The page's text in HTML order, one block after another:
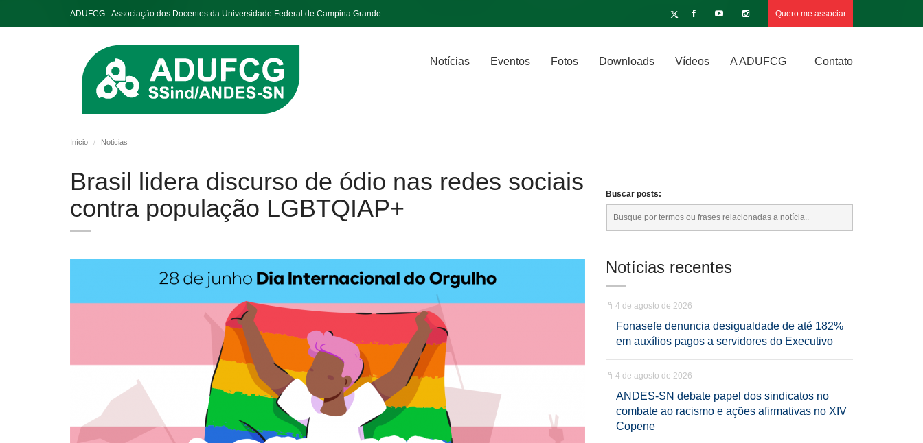
ADUFCG - Associação dos Docentes da Universidade Federal de Campina Grande Quero me associar
Notícias Eventos Fotos Downloads Vídeos A ADUFCG Contato
Início Noticias
Brasil lidera discurso de ódio nas redes sociais
contra população LGBTQIAP+
Buscar posts:
Notícias recentes
4 de agosto de 2026
Fonasefe denuncia desigualdade de até 182%
em auxílios pagos a servidores do Executivo
4 de agosto de 2026
ANDES-SN debate papel dos sindicatos no
combate ao racismo e ações afirmativas no XIV
Copene